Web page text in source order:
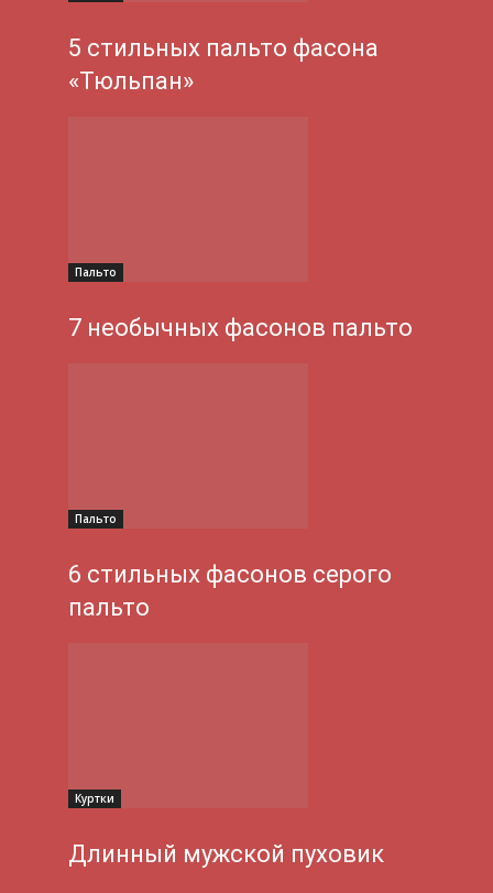
5 стильных пальто фасона
«Тюльпан»
Пальто
7 необычных фасонов пальто
Пальто
6 стильных фасонов серого
пальто
Куртки
Длинный мужской пуховик